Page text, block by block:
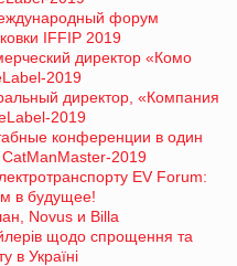
форум
IFFIP 2019
директор «Комо
2019
директор, «Компания
2019
конференции в один
2019
EV Forum:
в будущее!
Novus и Billa
щодо спрощення та
в Україні